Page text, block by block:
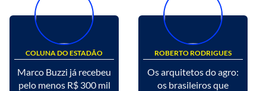
COLUNA DO ESTADÃO
Marco Buzzi já recebeu
pelo menos R$ 300 mil
ROBERTO RODRIGUES
Os arquitetos do agro:
os brasileiros que